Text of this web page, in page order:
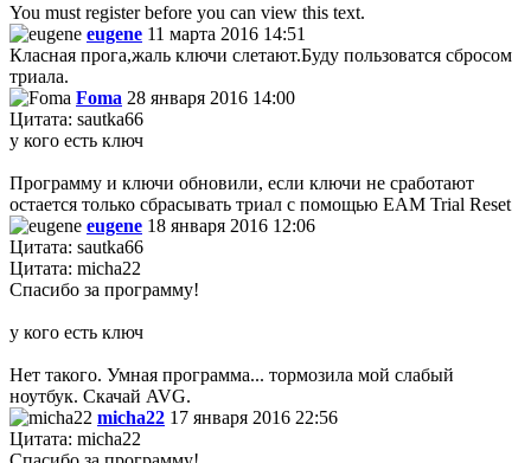
You must register before you can view this text.
eugene 11 марта 2016 14:51
Класная прога,жаль ключи слетают.Буду пользоватся сбросом
триала.
Foma 28 января 2016 14:00
Цитата: sautka66
у кого есть ключ
Программу и ключи обновили, если ключи не сработают
остается только сбрасывать триал с помощью EAM Trial Reset
eugene 18 января 2016 12:06
Цитата: sautka66
Цитата: micha22
Спасибо за программу!
у кого есть ключ
Нет такого. Умная программа... тормозила мой слабый
ноутбук. Скачай AVG.
micha22 17 января 2016 22:56
Цитата: micha22